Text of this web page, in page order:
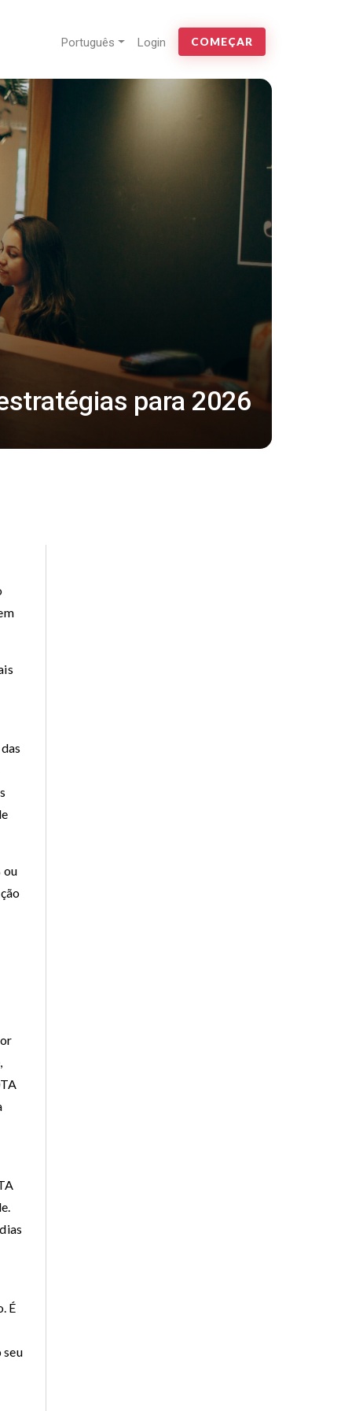
Português Login COMEÇAR
para 2026
ou
É
seu